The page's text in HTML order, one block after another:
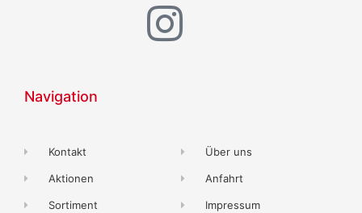
Navigation
Kontakt
Aktionen
Sortiment
Über uns
Anfahrt
Impressum